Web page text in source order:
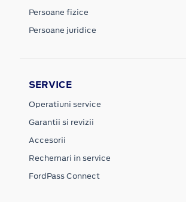
Persoane fizice
Persoane juridice
SERVICE
Operatiuni service
Garantii si revizii
Accesorii
Rechemari in service
FordPass Connect